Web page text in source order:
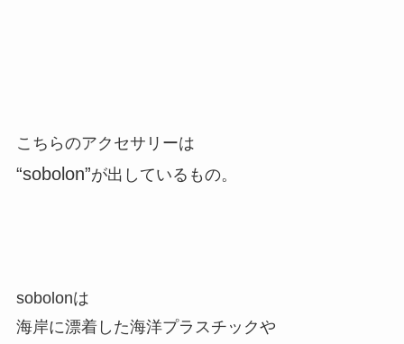
こちらのアクセサリーは
“sobolon”が出しているもの。
sobolonは
海岸に漂着した海洋プラスチックや